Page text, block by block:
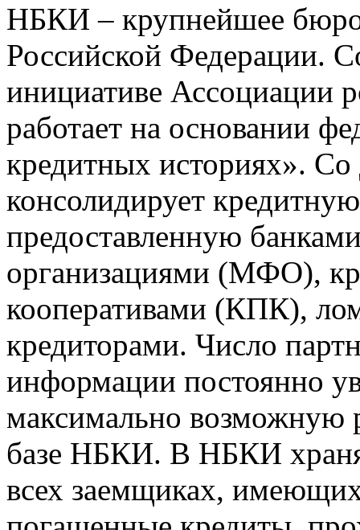
НБКИ – крупнейшее
Российской Федерации.
инициативе Ассоциации
работает на основании
кредитных историях».
консолидирует
предоставленную
организациями (МФО),
кооперативами (КПК),
кредиторами. Число
информации постоянно
максимально возможную
базе НБКИ. В НБКИ
всех заемщиках,